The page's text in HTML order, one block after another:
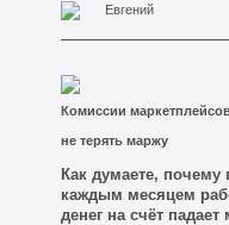
телефону. И вот на
половина красивых
выходит «Строй
а к третьему разу он
Название вроде
человеку без ошибки
Евгений
Комиссии
не терять маржу
Как думаете, почему
каждым месяцем
денег на счёт